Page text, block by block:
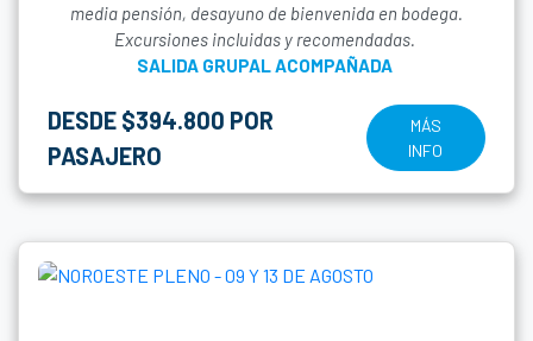
media pensión, desayuno de bienvenida en bodega.
Excursiones incluidas y recomendadas.
SALIDA GRUPAL ACOMPAÑADA
DESDE $394.800 POR
PASAJERO
MÁS
INFO